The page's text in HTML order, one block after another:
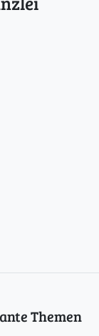
Themen